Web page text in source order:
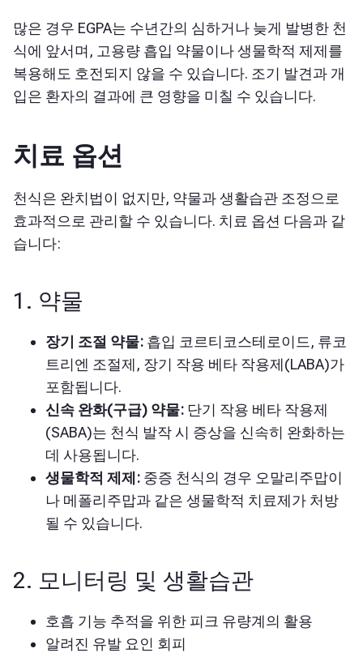
많은 경우 EGPA는 수년간의 심하거나 늦게 발병한 천
식에 앞서며, 고용량 흡입 약물이나 생물학적 제제를
복용해도 호전되지 않을 수 있습니다. 조기 발견과 개
입은 환자의 결과에 큰 영향을 미칠 수 있습니다.
치료 옵션
천식은 완치법이 없지만, 약물과 생활습관 조정으로
효과적으로 관리할 수 있습니다. 치료 옵션 다음과 같
습니다:
1. 약물
장기 조절 약물: 흡입 코르티코스테로이드, 류코
트리엔 조절제, 장기 작용 베타 작용제(LABA)가
포함됩니다.
신속 완화(구급) 약물: 단기 작용 베타 작용제
(SABA)는 천식 발작 시 증상을 신속히 완화하는
데 사용됩니다.
생물학적 제제: 중증 천식의 경우 오말리주맙이
나 메폴리주맙과 같은 생물학적 치료제가 처방
될 수 있습니다.
2. 모니터링 및 생활습관
호흡 기능 추적을 위한 피크 유량계의 활용
알려진 유발 요인 회피